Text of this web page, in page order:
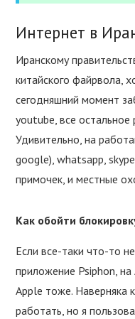
Интернет в
Иранскому
китайского файрвола,
сегодняшний момент
youtube, все
Удивительно, на
google), whatsapp,
примочек, и местные
Как обойти
Если все-таки что-то
приложение Psiphon,
Apple тоже. Наверняка
работать, но я